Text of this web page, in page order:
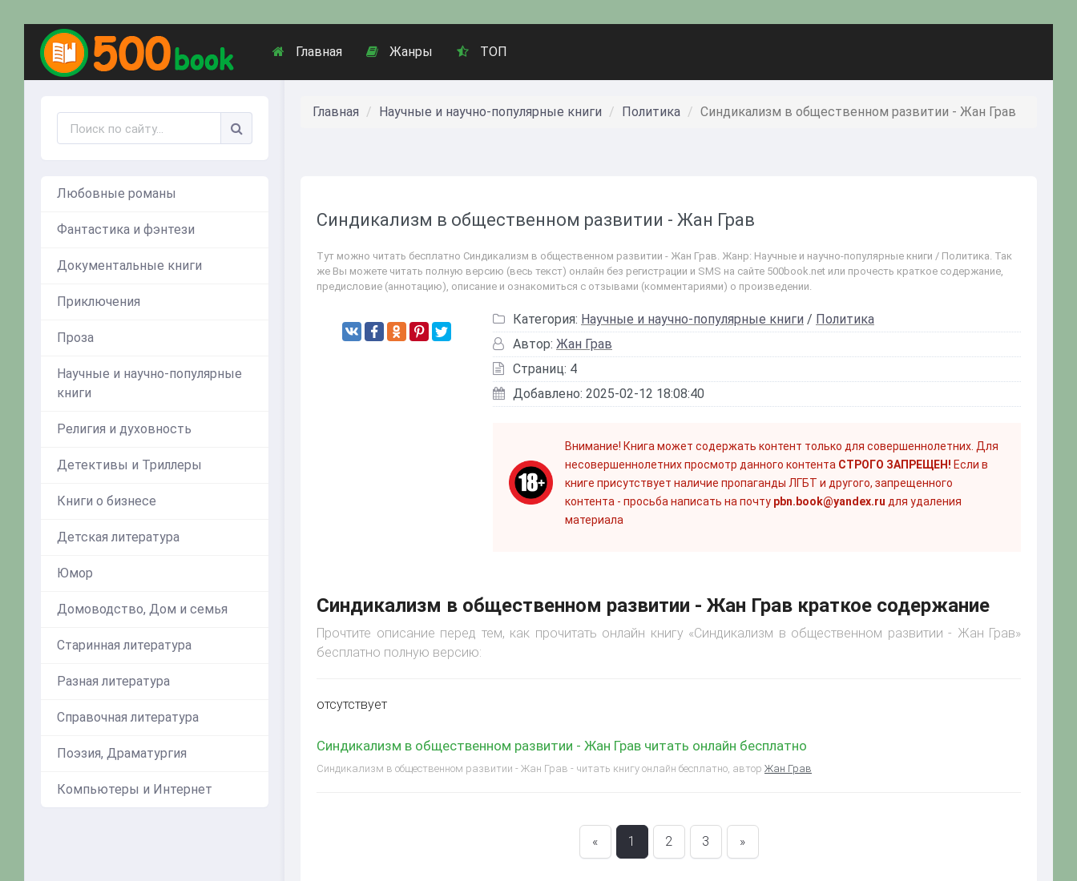
Главная Жанры ТОП
Любовные романы
Фантастика и фэнтези
Документальные книги
Приключения
Проза
Научные и научно-популярные
книги
Религия и духовность
Детективы и Триллеры
Книги о бизнесе
Детская литература
Юмор
Домоводство, Дом и семья
Старинная литература
Разная литература
Справочная литература
Поэзия, Драматургия
Компьютеры и Интернет
Главная Научные и научно-популярные книги Политика Синдикализм в общественном развитии - Жан Грав
Синдикализм в общественном развитии - Жан Грав
Тут можно читать бесплатно Синдикализм в общественном развитии - Жан Грав. Жанр: Научные и научно-популярные книги / Политика. Так
же Вы можете читать полную версию (весь текст) онлайн без регистрации и SMS на сайте 500book.net или прочесть краткое содержание,
предисловие (аннотацию), описание и ознакомиться с отзывами (комментариями) о произведении.
Категория: Научные и научно-популярные книги / Политика
Автор: Жан Грав
Страниц: 4
Добавлено: 2025-02-12 18:08:40
Внимание! Книга может содержать контент только для совершеннолетних. Для
несовершеннолетних просмотр данного контента СТРОГО ЗАПРЕЩЕН! Если в
книге присутствует наличие пропаганды ЛГБТ и другого, запрещенного
контента - просьба написать на почту pbn.book@yandex.ru для удаления
материала
Синдикализм в общественном развитии - Жан Грав краткое содержание
Прочтите описание перед тем, как прочитать онлайн книгу «Синдикализм в общественном развитии - Жан Грав»
бесплатно полную версию:
отсутствует
Синдикализм в общественном развитии - Жан Грав читать онлайн бесплатно
Синдикализм в общественном развитии - Жан Грав - читать книгу онлайн бесплатно, автор Жан Грав
« 1 2 3 »